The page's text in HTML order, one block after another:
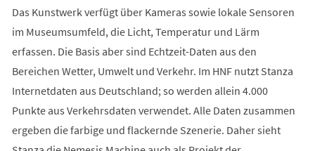
Das Kunstwerk verfügt über Kameras sowie lokale Sensoren
im Museumsumfeld, die Licht, Temperatur und Lärm
erfassen. Die Basis aber sind Echtzeit-Daten aus den
Bereichen Wetter, Umwelt und Verkehr. Im HNF nutzt Stanza
Internetdaten aus Deutschland; so werden allein 4.000
Punkte aus Verkehrsdaten verwendet. Alle Daten zusammen
ergeben die farbige und flackernde Szenerie. Daher sieht